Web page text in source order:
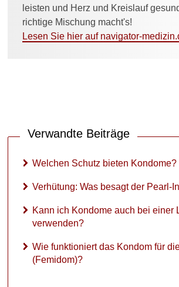
leisten und Herz und Kreislauf
richtige Mischung macht's!
Lesen Sie hier auf navigator-
Verwandte Beiträge
Welchen Schutz bieten Kondome?
Verhütung: Was besagt der Pearl-
Kann ich Kondome auch bei einer
verwenden?
Wie funktioniert das Kondom für
(Femidom)?